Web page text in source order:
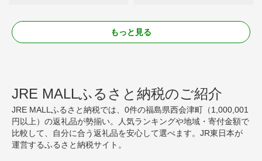
もっと見る
JRE MALLふるさと納税のご紹介
JRE MALLふるさと納税では、0件の福島県西会津町（1,000,001
円以上）の返礼品が勢揃い。人気ランキングや地域・寄付金額で
比較して、自分に合う返礼品を安心して選べます。JR東日本が
運営するふるさと納税サイト。